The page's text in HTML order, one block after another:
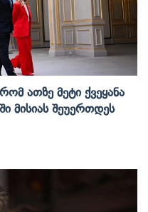
Ათზე Მეტი Ქვეყანა
Მისიას Შეუერთდეს